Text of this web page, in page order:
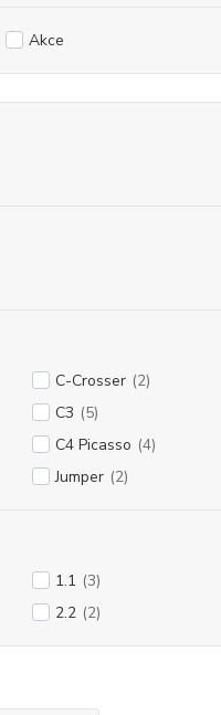
Akce
C-Crosser (2)
C3 (5)
C4 Picasso (4)
Jumper (2)
1.1 (3)
2.2 (2)